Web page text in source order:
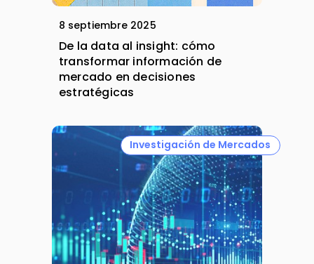
8 septiembre 2025
De la data al insight: cómo
transformar información de
mercado en decisiones
estratégicas
Investigación de Mercados